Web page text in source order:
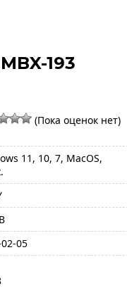
193
(Пока оценок нет)
11, 10, 7, MacOS,
05